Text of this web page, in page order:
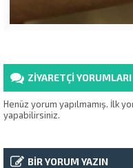
ZİYARETÇİ YORUMLARI
Henüz yorum yapılmamış. İlk
yapabilirsiniz.
BİR YORUM YAZIN